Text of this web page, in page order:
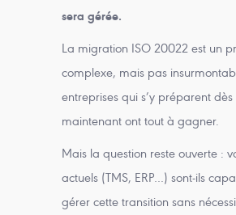
sera gérée.
La migration ISO 20022 est un
complexe, mais pas
entreprises qui s’y préparent dès
maintenant ont tout à gagner.
Mais la question reste ouverte :
actuels (TMS, ERP…) sont-ils
gérer cette transition sans